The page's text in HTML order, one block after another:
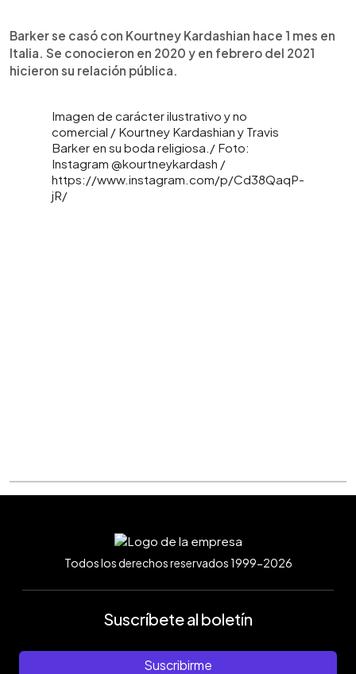
Barker se casó con Kourtney Kardashian hace 1 mes en
Italia. Se conocieron en 2020 y en febrero del 2021
hicieron su relación pública.
Imagen de carácter ilustrativo y no
comercial / Kourtney Kardashian y Travis
Barker en su boda religiosa./ Foto:
Instagram @kourtneykardash /
https://www.instagram.com/p/Cd38QaqP-
jR/
Todos los derechos reservados 1999-2026
Suscríbete al boletín
Suscribirme